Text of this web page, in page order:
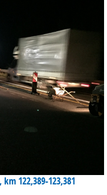
122,389-123,381